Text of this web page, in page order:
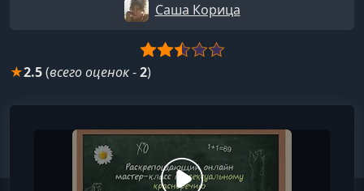
Саша Корица
★2.5(всего оценок-2)